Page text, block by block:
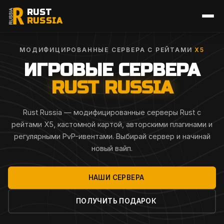
RUST
RUSSIA
МОДИФИЦИРОВАННЫЕ СЕРВЕРА С РЕЙТАМИX5
ИГРОВЫЕ СЕРВЕРА
RUST RUSSIA
Rust Russia — модифицированные серверы Rust с
рейтами X5, кастомной картой, авторскими плагинами и
регулярными PvP-ивентами. Выбирай сервер и начинай
новый вайп.
НАШИ СЕРВЕРА
ПОЛУЧИТЬ ПОДАРОК